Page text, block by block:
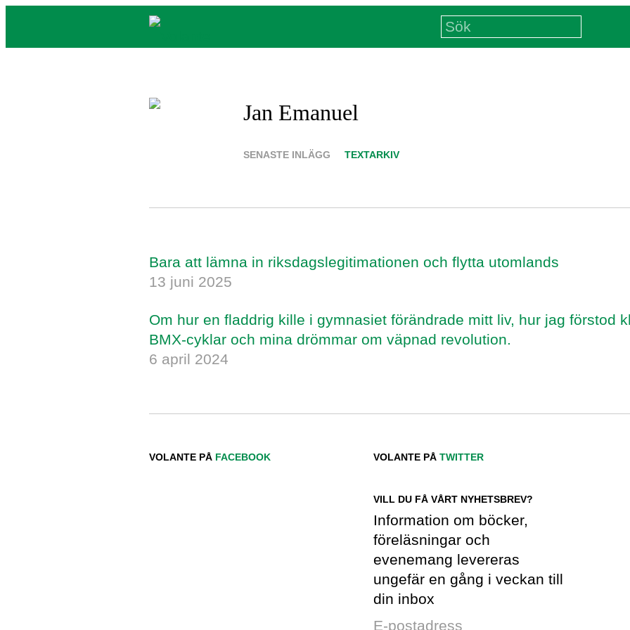
Jan Emanuel
SENASTE INLÄGG TEXTARKIV
Bara att lämna in riksdagslegitimationen och flytta utomlands
13 juni 2025
Om hur en fladdrig kille i gymnasiet förändrade mitt liv, hur jag förstod
BMX-cyklar och mina drömmar om väpnad revolution.
6 april 2024
VOLANTE PÅ FACEBOOK VOLANTE PÅ TWITTER
VILL DU FÅ VÅRT NYHETSBREV?
Information om böcker,
föreläsningar och
evenemang levereras
ungefär en gång i veckan till
din inbox